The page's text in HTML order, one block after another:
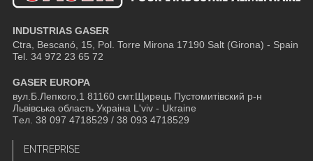
INDUSTRIAS GASER
Ctra, Bescanó, 15, Pol. Torre Mirona 17190 Salt (Girona) - Spain
Tel. 34 972 23 65 72
GASER EUROPA
вул.Б.Лепкого,1 81160 смт.Щирець Пустомитівский р-н
Львівська область Украіна L'viv - Ukraine
Tел. 38 097 4718529 / 38 093 4718529
ENTREPRISE